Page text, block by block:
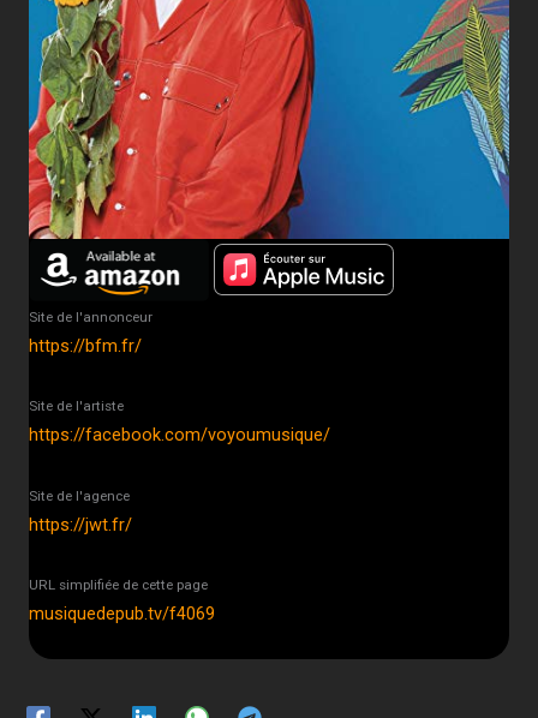
Site de l'annonceur
https://bfm.fr/
Site de l'artiste
https://facebook.com/voyoumusique/
Site de l'agence
https://jwt.fr/
URL simplifiée de cette page
musiquedepub.tv/f4069